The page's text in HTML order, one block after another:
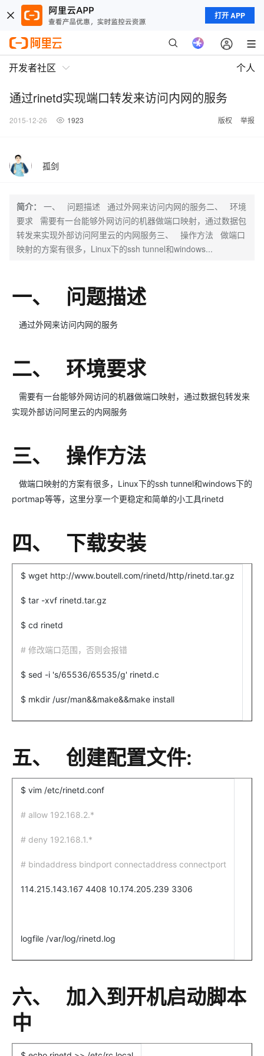
打开 APP
开发者社区 个人
通过rinetd实现端口转发来访问内网的服务
2015-12-26 1923 版权 举报
孤剑
简介：
一、 问题描述 通过外网来访问内网的服务二、 环境
要求 需要有一台能够外网访问的机器做端口映射，通过数据包
转发来实现外部访问阿里云的内网服务三、 操作方法 做端口
映射的方案有很多，Linux下的ssh tunnel和windows...
一、 问题描述
通过外网来访问内网的服务
二、 环境要求
需要有一台能够外网访问的机器做端口映射，通过数据包转发来
实现外部访问阿里云的内网服务
三、 操作方法
做端口映射的方案有很多，Linux下的ssh tunnel和windows下的
portmap等等，这里分享一个更稳定和简单的小工具rinetd
四、 下载安装
$ wget http://www.boutell.com/rinetd/http/rinetd.tar.gz
$ tar -xvf rinetd.tar.gz
$ cd rinetd
# 修改端口范围，否则会报错
$ sed -i 's/65536/65535/g' rinetd.c
$ mkdir /usr/man&&make&&make install
五、 创建配置文件:
$ vim /etc/rinetd.conf
# allow 192.168.2.*
# deny 192.168.1.*
# bindaddress bindport connectaddress connectport
114.215.143.167 4408 10.174.205.239 3306
logfile /var/log/rinetd.log
六、 加入到开机启动脚本
中